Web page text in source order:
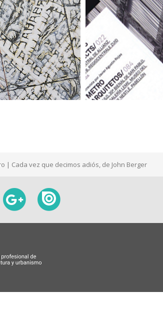
| Cada vez que decimos adiós, de John Berger